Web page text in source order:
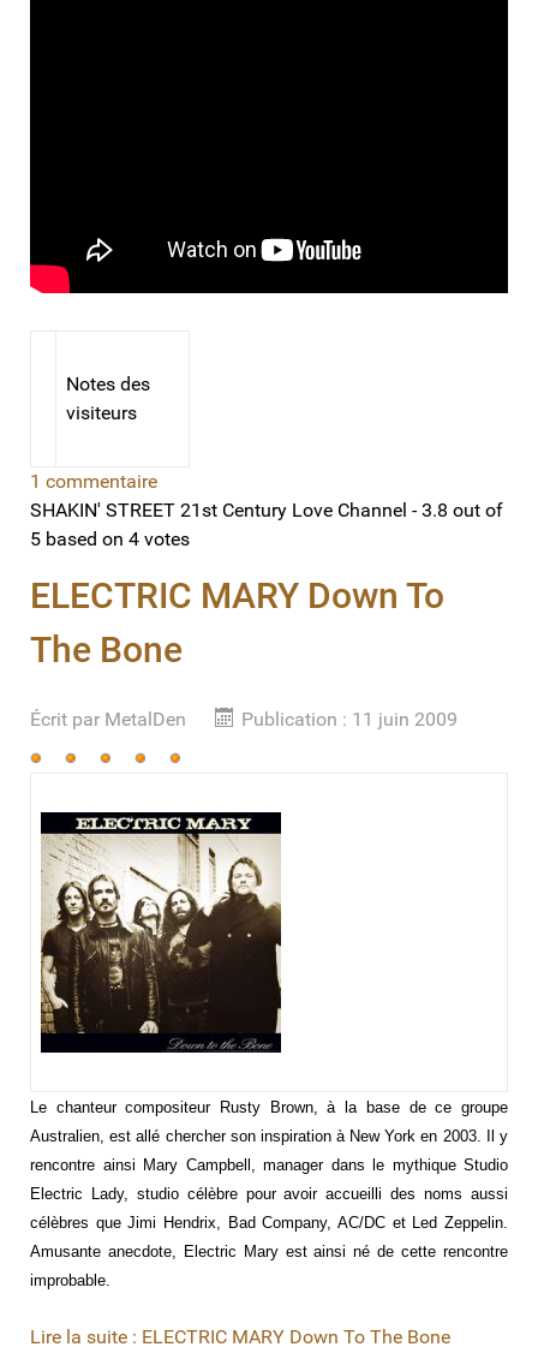
Notes des
visiteurs
1 commentaire
SHAKIN' STREET 21st Century Love Channel -3.8 out of
5 based on 4 votes
ELECTRIC MARY Down To
The Bone
Écrit par MetalDen
Publication : 11 juin 2009
Vote
Le chanteur compositeur Rusty Brown, à la base de ce groupe
Australien, est allé chercher son inspiration à New York en 2003. Il y
rencontre ainsi Mary Campbell, manager dans le mythique Studio
Electric Lady, studio célèbre pour avoir accueilli des noms aussi
célèbres que Jimi Hendrix, Bad Company, AC/DC et Led Zeppelin.
Amusante anecdote, Electric Mary est ainsi né de cette rencontre
improbable.
Lire la suite : ELECTRIC MARY Down To The Bone